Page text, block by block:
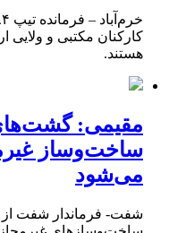
کارکنان مکتبی و ولایی
هستند.
مقیمی:
ساخت‌وساز
می‌شود
شفت- فرماندار شفت